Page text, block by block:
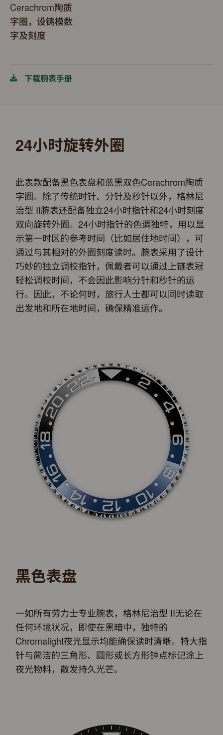
Cerachrom陶质
字圈，设铸模数
字及刻度
下载腕表手册
24小时旋转外圈
此表款配备黑色表盘和蓝黑双色Cerachrom陶质
字圈。除了传统时针、分针及秒针以外，格林尼
治型 II腕表还配备独立24小时指针和24小时刻度
双向旋转外圈。24小时指针的色调独特，用以显
示第一时区的参考时间（比如居住地时间），可
通过与其相对的外圈刻度读时。腕表采用了设计
巧妙的独立调校指针，佩戴者可以通过上链表冠
轻松调校时间，不会因此影响分针和秒针的运
行。因此，不论何时，旅行人士都可以同时读取
出发地和所在地时间，确保精准运作。
黑色表盘
一如所有劳力士专业腕表，格林尼治型 II无论在
任何环境状况，即使在黑暗中，独特的
Chromalight夜光显示均能确保读时清晰。特大指
针与简洁的三角形、圆形或长方形钟点标记涂上
夜光物料，散发持久光芒。